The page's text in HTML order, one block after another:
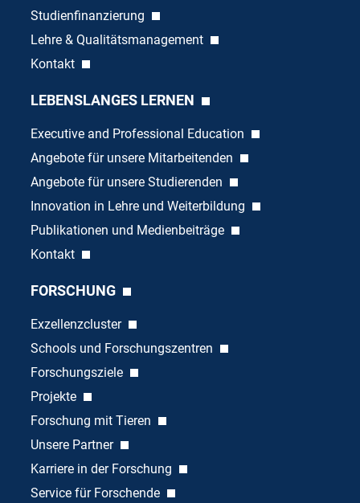
Studienfinanzierung
Lehre & Qualitätsmanagement
Kontakt
LEBENSLANGES LERNEN
Executive and Professional Education
Angebote für unsere Mitarbeitenden
Angebote für unsere Studierenden
Innovation in Lehre und Weiterbildung
Publikationen und Medienbeiträge
Kontakt
FORSCHUNG
Exzellenzcluster
Schools und Forschungszentren
Forschungsziele
Projekte
Forschung mit Tieren
Unsere Partner
Karriere in der Forschung
Service für Forschende